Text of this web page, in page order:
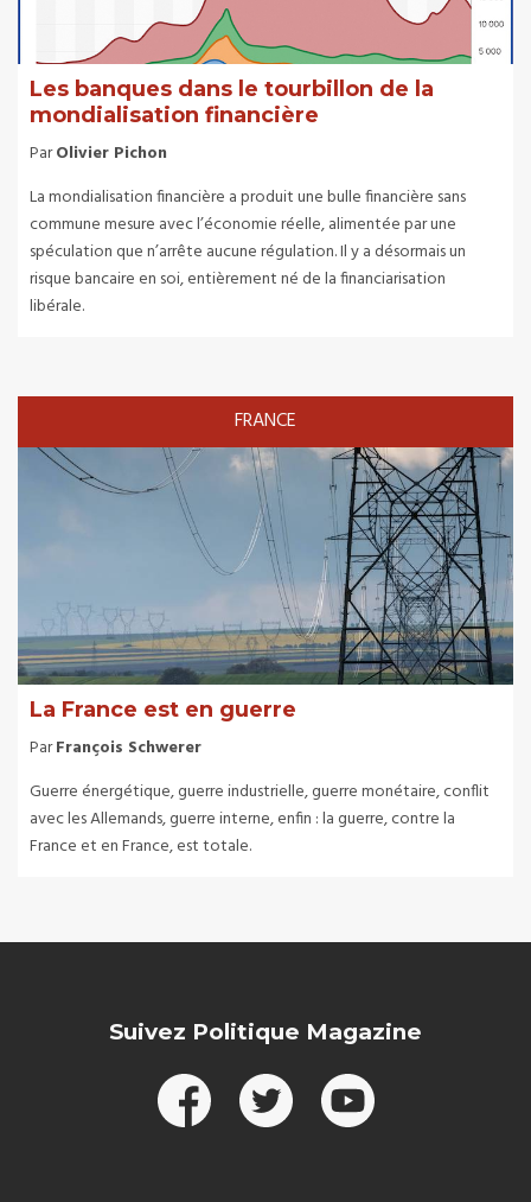
Les banques dans le tourbillon de la
mondialisation financière
ParOlivier Pichon
La mondialisation financière a produit une bulle financière sans
commune mesure avec l’économie réelle, alimentée par une
spéculation que n’arrête aucune régulation. Il y a désormais un
risque bancaire en soi, entièrement né de la financiarisation
libérale.
FRANCE
La France est en guerre
ParFrançois Schwerer
Guerre énergétique, guerre industrielle, guerre monétaire, conflit
avec les Allemands, guerre interne, enfin : la guerre, contre la
France et en France, est totale.
Suivez Politique Magazine